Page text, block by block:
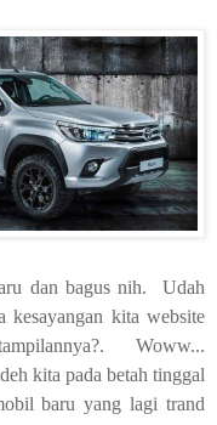
dan bagus nih. Udah
kita website
Woww...
kita pada betah tinggal
baru yang lagi trand